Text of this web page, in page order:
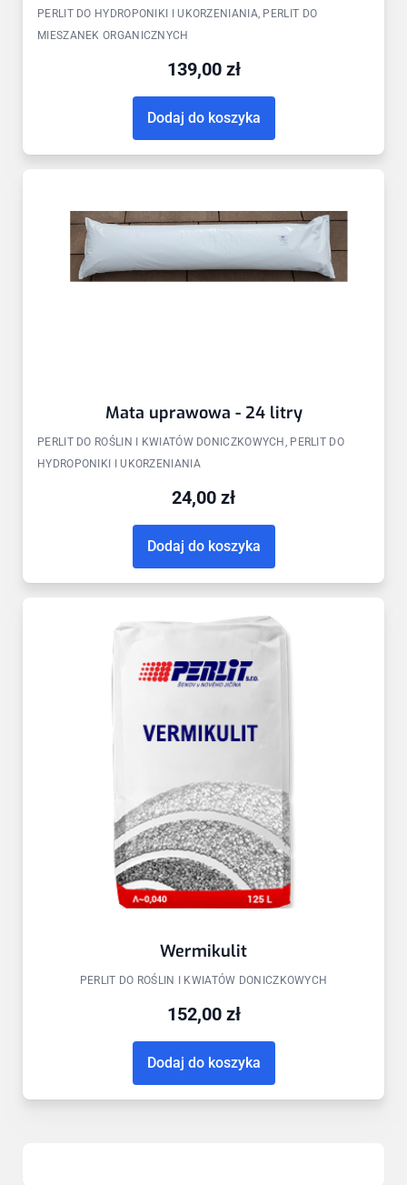
PERLIT DO HYDROPONIKI I UKORZENIANIA, PERLIT DO
MIESZANEK ORGANICZNYCH
139,00 zł
Dodaj do koszyka
Mata uprawowa - 24 litry
PERLIT DO ROŚLIN I KWIATÓW DONICZKOWYCH, PERLIT DO
HYDROPONIKI I UKORZENIANIA
24,00 zł
Dodaj do koszyka
Wermikulit
PERLIT DO ROŚLIN I KWIATÓW DONICZKOWYCH
152,00 zł
Dodaj do koszyka